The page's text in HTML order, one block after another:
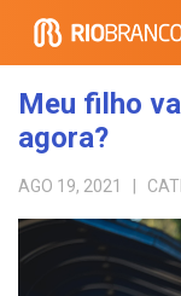
Meu filho
agora?
AGO 19, 2021 |